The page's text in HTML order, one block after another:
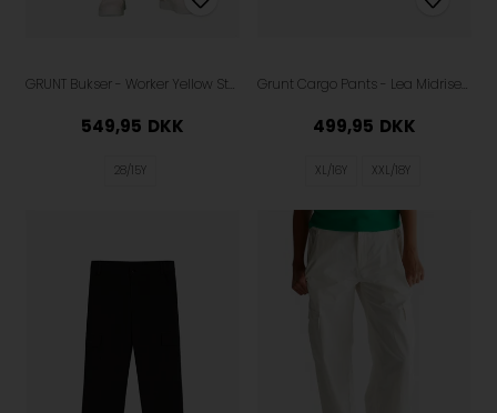
GRUNT Bukser - Worker Yellow Stripe - Egg Shell
549,95 DKK
28/15Y
Grunt Cargo Pants - Lea Midrise - Army
499,95 DKK
XL/16Y XXL/18Y